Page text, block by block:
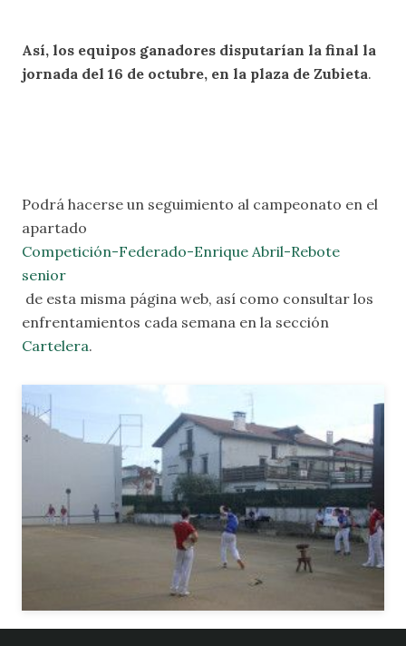
Así, los equipos ganadores disputarían la final la
jornada del 16 de octubre, en la plaza de Zubieta.
Podrá hacerse un seguimiento al campeonato en el
apartado
Competición-Federado-Enrique Abril-Rebote
senior
de esta misma página web, así como consultar los
enfrentamientos cada semana en la sección
Cartelera.